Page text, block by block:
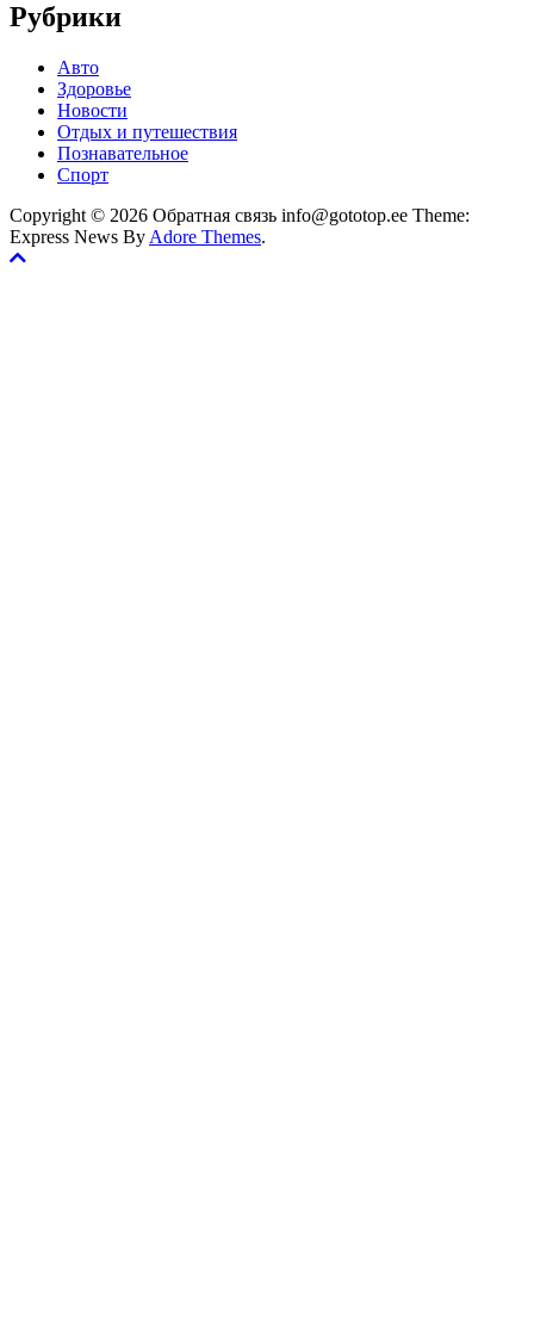
Рубрики
Авто
Здоровье
Новости
Отдых и путешествия
Познавательное
Спорт
Copyright © 2026 Обратная связь info@gototop.ee Theme:
Express News By Adore Themes.